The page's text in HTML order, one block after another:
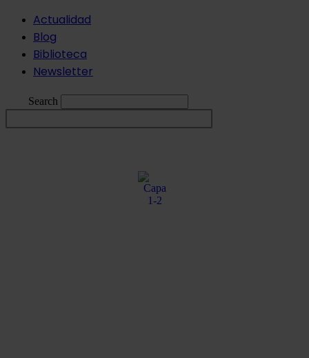
contenido
Actualidad
Blog
Biblioteca
Newsletter
Search